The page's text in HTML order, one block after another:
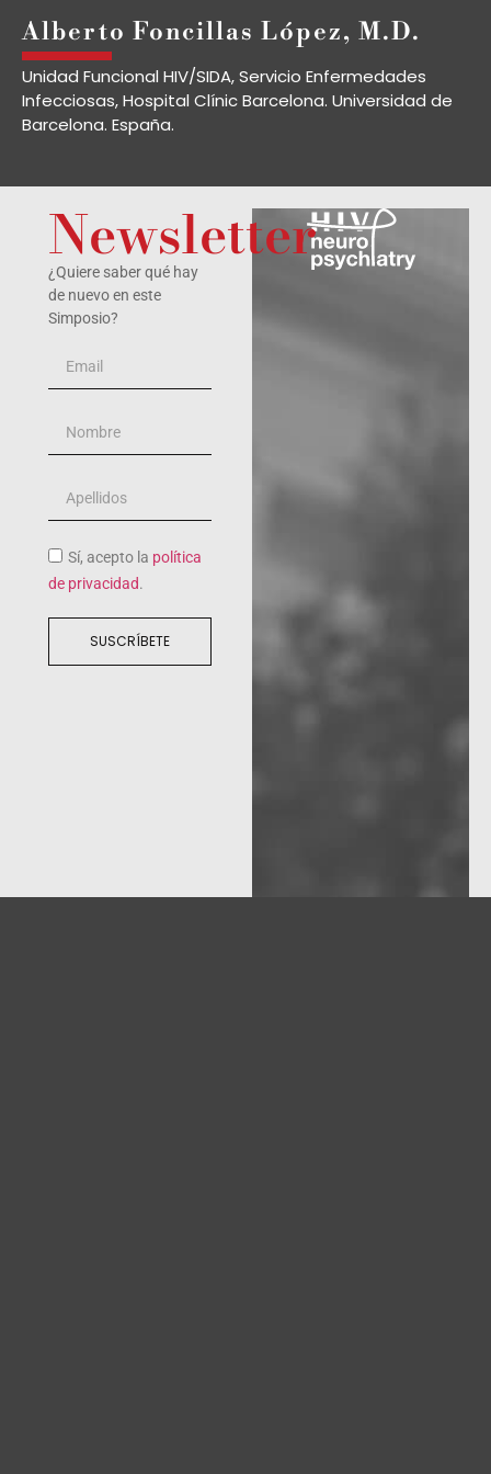
Alberto Foncillas López, M.D.
Unidad Funcional HIV/SIDA, Servicio Enfermedades
Infecciosas, Hospital Clínic Barcelona. Universidad de
Barcelona. España.
Newsletter
¿Quiere saber qué hay
de nuevo en este
Simposio?
Sí, acepto la política
de privacidad.
SUSCRÍBETE